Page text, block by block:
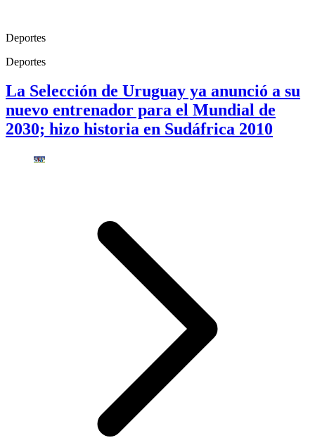
Deportes
Deportes
La Selección de Uruguay ya anunció a su
nuevo entrenador para el Mundial de
2030; hizo historia en Sudáfrica 2010